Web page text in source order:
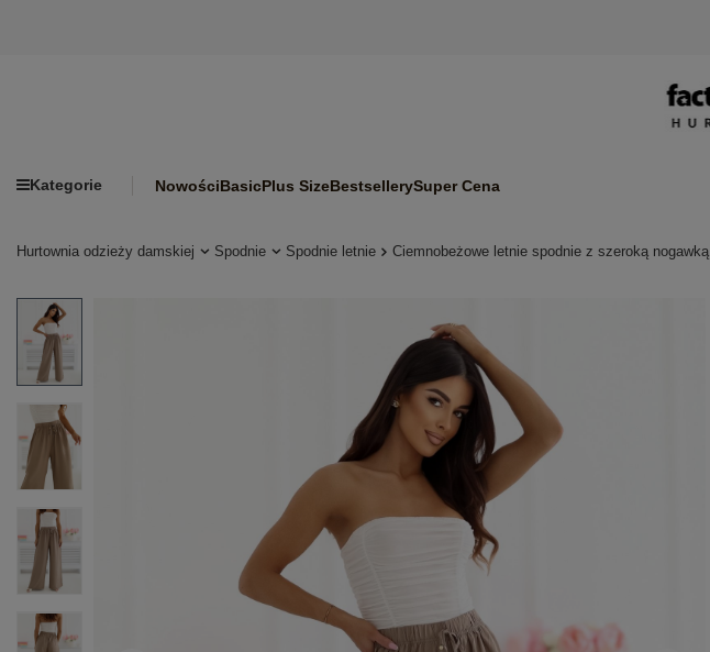
Kategorie NowościBasicPlus SizeBestsellerySuper Cena
Hurtownia odzieży damskiej Spodnie Spodnie letnie Ciemnobeżowe letnie spodnie z szeroką nogawką